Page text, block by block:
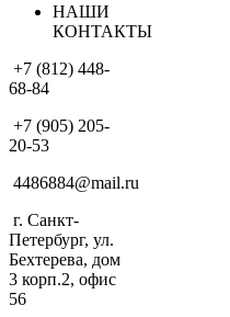
НАШИ
КОНТАКТЫ
+7 (812) 448-
68-84
+7 (905) 205-
20-53
4486884@mail.ru
г. Санкт-
Петербург, ул.
Бехтерева, дом
3 корп.2, офис
56